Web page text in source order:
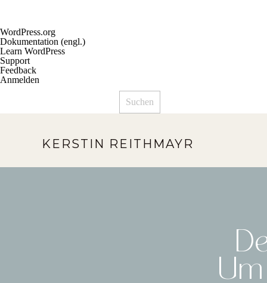
Über
WordPress
WordPress.org
Dokumentation (engl.)
Learn WordPress
Support
Feedback
Anmelden
Suchen
KERSTIN REITHMAYR